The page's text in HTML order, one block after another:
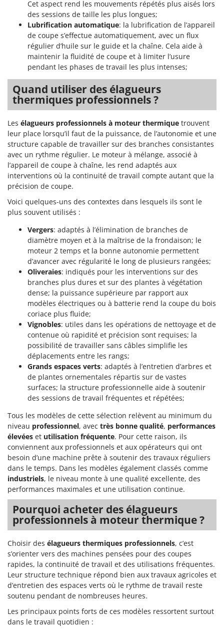
Machines pour la transformation des fruits
Machines sous vide
Motobineuses
Motoculteurs
Motofaucheuses
Motopompes pour irrigation
Moulins à céréales électriques
Moulins à farine
N
Nettoyeurs et Balais à vapeur
Nettoyeurs haute pression
Nettoyeurs tapis, moquettes et tapisseries
P
Peignes vibreurs et Secoueurs à olives
Pelles rétros pour tracteur
Perches Élagueuses
Pétrins à Spirale
Piscines
Planteuses de pommes de terre pour tracteur
Plateaux de coupe pour tracteur
Plumeuses
Pompes d'irrigation à tracteur
Pompes de transfert
Pompes immergées électriques
Postes à souder
Poussoirs à saucisse
Pressoirs à fruits
Pressoirs à Raisin
Pulvérisateurs
Pulvérisateurs portés
R
Rafraîchisseurs d'air par évaporation
Rampes de chargement en aluminium
Râpes à fromage électriques
Râteaux pour tracteur
Remplisseuses
Robots nettoyeurs de piscine
Robots Tondeuses
Rogneuses de souches
Rouleaux pour tracteur
Famur
FARMER
FBC
Ferrari Group
Ferroni
Ferrua
FIAC
FIEM
Fimar
FINI
Fiorentini
Fiskars
Flymo
Fontana Forni
Forest Master
Francini
G3 Ferrari
Gardena
Garofalo
GeoTech
GeoTech Pro
Gierre
Ginko - MGM
Gipeco
Girmi
GRAEF
Gre
GreenBay
Greenworks
GRIFO
GVS
GYS
H
Hailo
Helvi
Henx
HiKOKI
Honda
I
Idromatic
Il-Tec
Cet aspect rend les mouvements répétés plus aisés lors
des sessions de taille les plus longues;
Lubrification automatique: la lubrification de l’appareil
de coupe s’effectue automatiquement, avec un flux
régulier d’huile sur le guide et la chaîne. Cela aide à
maintenir la fluidité de coupe et à limiter l’usure
pendant les phases de travail les plus intenses;
Quand utiliser des élagueurs
thermiques professionnels ?
Les élagueurs professionnels à moteur thermique trouvent
leur place lorsqu’il faut de la puissance, de l’autonomie et une
structure capable de travailler sur des branches consistantes
avec un rythme régulier. Le moteur à mélange, associé à
l’appareil de coupe à chaîne, les rend adaptés aux
interventions où la continuité de travail compte autant que la
précision de coupe.
Voici quelques-uns des contextes dans lesquels ils sont le
plus souvent utilisés :
Vergers: adaptés à l’élimination de branches de
diamètre moyen et à la maîtrise de la frondaison; le
moteur 2 temps et la bonne autonomie permettent
d’avancer avec régularité le long de plusieurs rangées;
Oliveraies: indiqués pour les interventions sur des
branches plus dures et sur des plantes à végétation
dense; la puissance supérieure par rapport aux
modèles électriques ou à batterie rend la coupe du bois
coriace plus fluide;
Vignobles: utiles dans les opérations de nettoyage et de
contenue où rapidité et précision sont requises; la
possibilité de travailler sans câbles simplifie les
déplacements entre les rangs;
Grands espaces verts: adaptés à l’entretien d’arbres et
de plantes ornementales répartis sur de vastes
surfaces; la structure professionnelle aide à soutenir
des sessions de travail fréquentes et répétées;
Tous les modèles de cette sélection relèvent au minimum du
niveau professionnel, avec très bonne qualité, performances
élevées et utilisation fréquente. Pour cette raison, ils
conviennent aux professionnels et aux opérateurs qui ont
besoin d’une machine prête à soutenir des travaux réguliers
dans le temps. Dans les modèles également classés comme
industriels, le niveau monte à une qualité excellente, des
performances maximales et une utilisation continue.
Pourquoi acheter des élagueurs
professionnels à moteur thermique ?
Choisir des élagueurs thermiques professionnels, c’est
s’orienter vers des machines pensées pour des coupes
rapides, la continuité de travail et des utilisations fréquentes.
Leur structure technique répond bien aux travaux agricoles et
d’entretien des espaces verts où le rythme de travail reste
soutenu pendant de nombreuses heures.
Les principaux points forts de ces modèles ressortent surtout
dans le travail quotidien :